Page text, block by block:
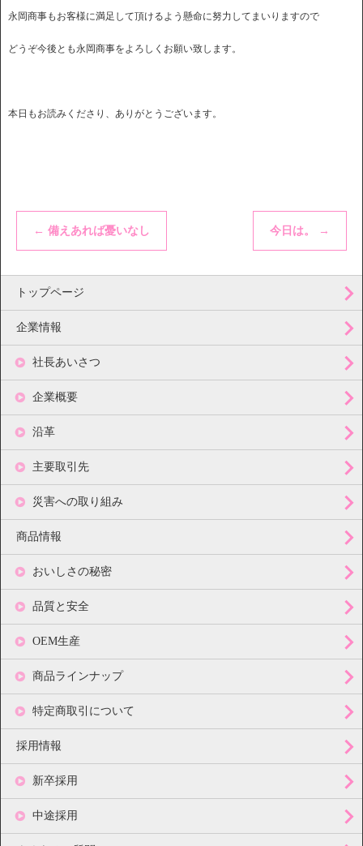
永岡商事もお客様に満足して頂けるよう懸命に努力してまいりますので
どうぞ今後とも永岡商事をよろしくお願い致します。
本日もお読みくださり、ありがとうございます。
← 備えあれば憂いなし 今日は。 →
トップページ
企業情報
社長あいさつ
企業概要
沿革
主要取引先
災害への取り組み
商品情報
おいしさの秘密
品質と安全
OEM生産
商品ラインナップ
特定商取引について
採用情報
新卒採用
中途採用